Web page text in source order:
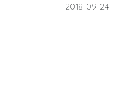
2018-09-24